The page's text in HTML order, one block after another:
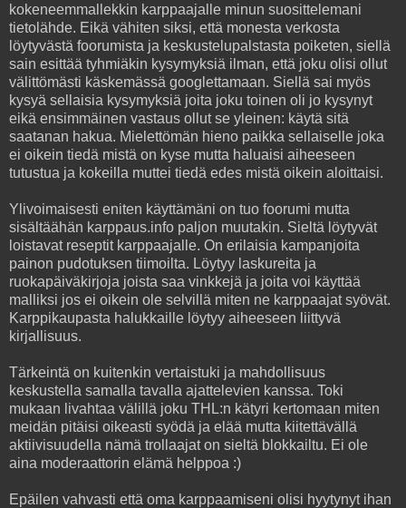
kokeneemmallekkin karppaajalle minun suosittelemani
tietolähde. Eikä vähiten siksi, että monesta verkosta
löytyvästä foorumista ja keskustelupalstasta poiketen, siellä
sain esittää tyhmiäkin kysymyksiä ilman, että joku olisi ollut
välittömästi käskemässä googlettamaan. Siellä sai myös
kysyä sellaisia kysymyksiä joita joku toinen oli jo kysynyt
eikä ensimmäinen vastaus ollut se yleinen: käytä sitä
saatanan hakua. Mielettömän hieno paikka sellaiselle joka
ei oikein tiedä mistä on kyse mutta haluaisi aiheeseen
tutustua ja kokeilla muttei tiedä edes mistä oikein aloittaisi.
Ylivoimaisesti eniten käyttämäni on tuo foorumi mutta
sisältäähän karppaus.info paljon muutakin. Sieltä löytyvät
loistavat reseptit karppaajalle. On erilaisia kampanjoita
painon pudotuksen tiimoilta. Löytyy laskureita ja
ruokapäiväkirjoja joista saa vinkkejä ja joita voi käyttää
malliksi jos ei oikein ole selvillä miten ne karppaajat syövät.
Karppikaupasta halukkaille löytyy aiheeseen liittyvä
kirjallisuus.
Tärkeintä on kuitenkin vertaistuki ja mahdollisuus
keskustella samalla tavalla ajattelevien kanssa. Toki
mukaan livahtaa välillä joku THL:n kätyri kertomaan miten
meidän pitäisi oikeasti syödä ja elää mutta kiitettävällä
aktiivisuudella nämä trollaajat on sieltä blokkailtu. Ei ole
aina moderaattorin elämä helppoa :)
Epäilen vahvasti että oma karppaamiseni olisi hyytynyt ihan